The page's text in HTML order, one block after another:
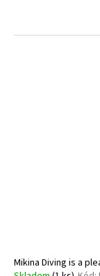
Mikina Diving is a